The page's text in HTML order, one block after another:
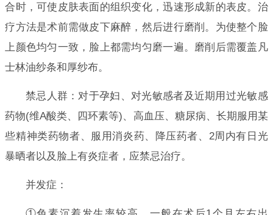
合时，可使皮肤表面的组织变化，迅速形成新的表皮。治
疗方法是术前需做皮下麻醉，然后进行磨削。为使整个脸
上颜色均匀一致，脸上都需均匀磨一遍。磨削后需覆盖凡
士林油纱条和厚纱布。
禁忌人群：对于孕妇、对光敏感者及近期用过光敏感
药物(维A酸类、四环素等)、高血压、糖尿病、长期服用某
些精神类药物者、服用消炎药、降压药者、2周内有日光
暴晒者以及脸上有炎症者，应禁忌治疗。
并发症：